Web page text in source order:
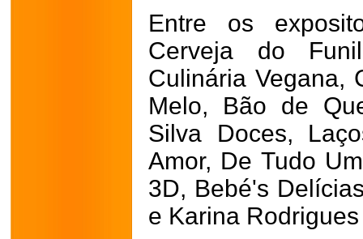
Entre os
Cerveja do
Culinária Vegana,
Melo, Bão de
Silva Doces,
Amor, De Tudo
3D, Bebé's
e Karina